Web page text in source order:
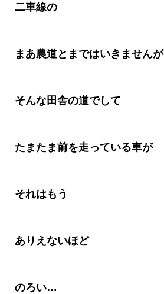
二車線の
まあ農道とまではいきませんが
そんな田舎の道でして
たまたま前を走っている車が
それはもう
ありえないほど
のろい…